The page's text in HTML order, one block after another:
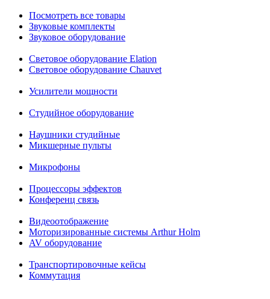
Посмотреть все товары
Звуковые комплекты
Звуковое оборудование
Световое оборудование Elation
Cветовое оборудование Chauvet
Усилители мощности
Студийное оборудование
Наушники студийные
Микшерные пульты
Микрофоны
Процессоры эффектов
Конференц связь
Видеоотображение
Моторизированные системы Arthur Holm
AV оборудование
Транспортировочные кейсы
Коммутация